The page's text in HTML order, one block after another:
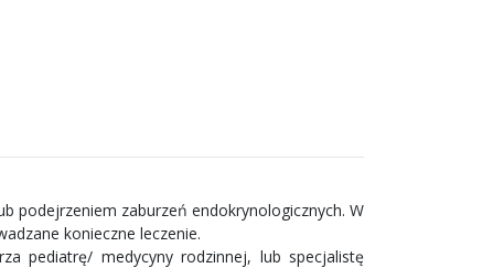
podejrzeniem zaburzeń endokrynologicznych. W
konieczne leczenie.
pediatrę/ medycyny rodzinnej, lub specjalistę